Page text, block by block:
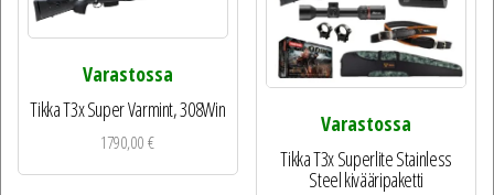
Varastossa
Tikka T3x Super Varmint, 308Win
1790,00€
Varastossa
Tikka T3x Superlite Stainless
Steel kivääripaketti